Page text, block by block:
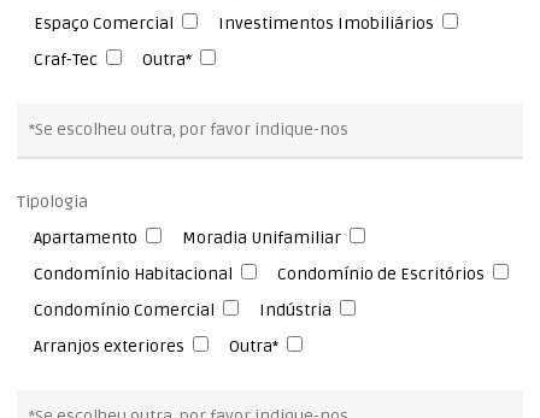
Espaço Comercial
Investimentos Imobiliários
Craf-Tec
Outra*
Tipologia
Apartamento
Moradia Unifamiliar
Condomínio Habitacional
Condomínio de Escritórios
Condomínio Comercial
Indústria
Arranjos exteriores
Outra*